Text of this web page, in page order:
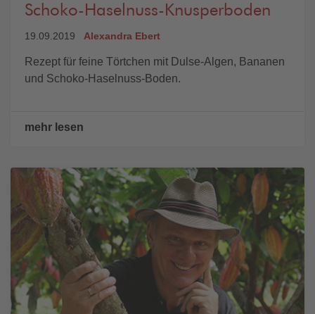
Schoko-Haselnuss-Knusperboden
19.09.2019 Alexandra Ebert
Rezept für feine Törtchen mit Dulse-Algen, Bananen
und Schoko-Haselnuss-Boden.
mehr lesen